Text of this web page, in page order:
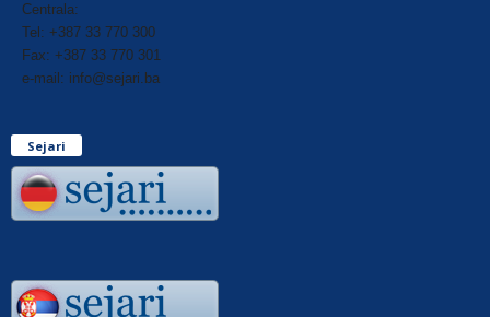
Centrala:
Tel: +387 33 770 300
Fax: +387 33 770 301
e-mail: info@sejari.ba
Sejari